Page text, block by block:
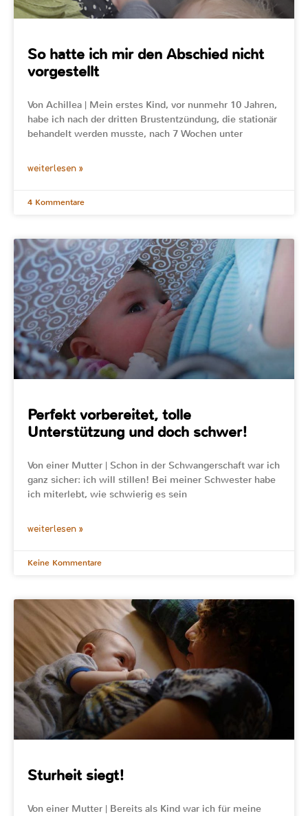
So hatte ich mir den Abschied nicht
vorgestellt
Von Achillea | Mein erstes Kind, vor nunmehr 10 Jahren,
habe ich nach der dritten Brustentzündung, die stationär
behandelt werden musste, nach 7 Wochen unter
weiterlesen »
4 Kommentare
Perfekt vorbereitet, tolle
Unterstützung und doch schwer!
Von einer Mutter | Schon in der Schwangerschaft war ich
ganz sicher: ich will stillen! Bei meiner Schwester habe
ich miterlebt, wie schwierig es sein
weiterlesen »
Keine Kommentare
Sturheit siegt!
Von einer Mutter | Bereits als Kind war ich für meine